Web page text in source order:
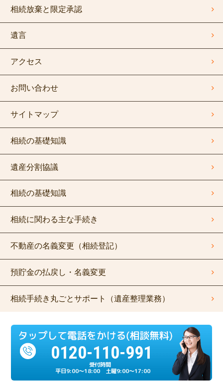
相続の基礎知識
相続に関わる主な手続き
不動産の名義変更（相続登記）
預貯金の払戻し・名義変更
相続手続き丸ごとサポート（遺産整理業務）
アクセス
お問い合わせ
サイトマップ
相続の基礎知識
遺産分割協議
相続放棄と限定承認
遺言
0120-110-991
平日9:00～18:00 土曜9:00～17:00